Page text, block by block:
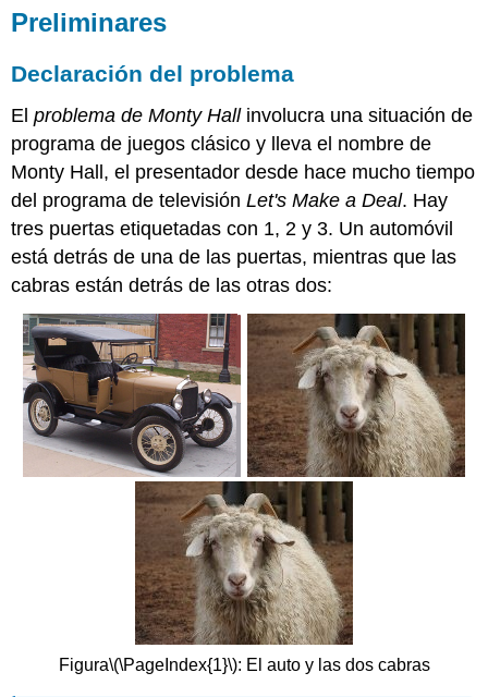
Supuestos
Estrategias
de
acogida
La
estrategia
estándar
La
de
los
Estrategias
del
jugador
Análisis
matemático
Distribuciones
La
probabilidad
Preliminares
Declaración del problema
Elproblema de Monty Hallinvolucra una situación de
programa de juegos clásico y lleva el nombre de
Monty Hall, el presentador desde hace mucho tiempo
del programa de televisiónLet's Make a Deal. Hay
tres puertas etiquetadas con 1, 2 y 3. Un automóvil
está detrás de una de las puertas, mientras que las
cabras están detrás de las otras dos:
Figura\(\PageIndex{1}\): El auto y las dos cabras